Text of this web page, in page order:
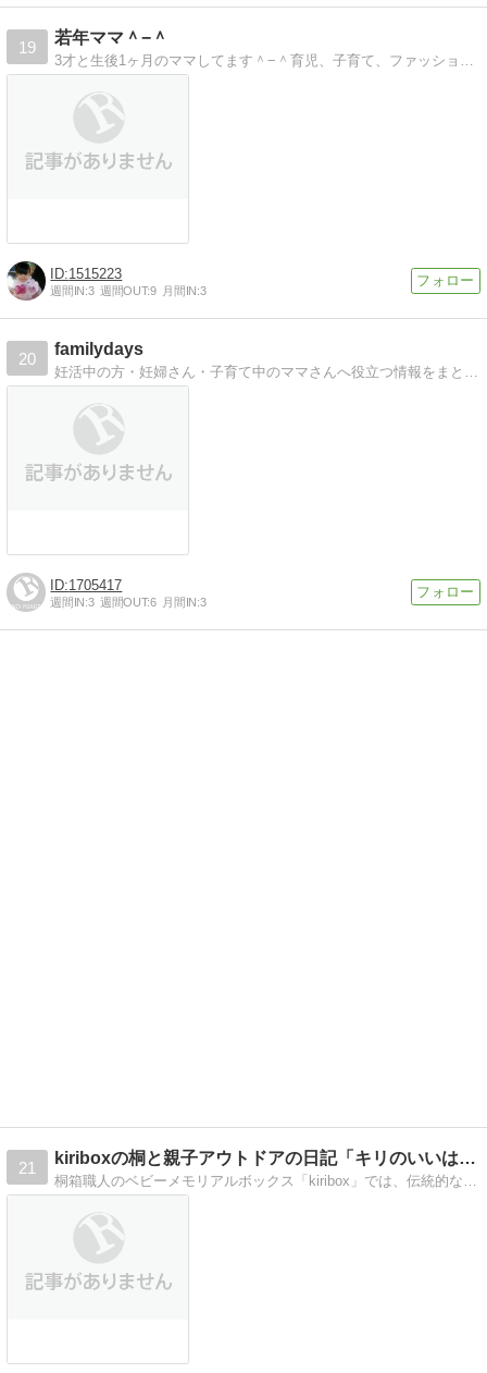
19
若年ママ＾−＾
1515223
週間IN:3 週間OUT:9 月間IN:3
20
familydays
1705417
週間IN:3 週間OUT:6 月間IN:3
21
kiriboxの桐と親子アウトドアの日記「キリのいいはなし」